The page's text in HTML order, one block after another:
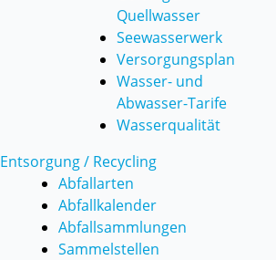
Quellwasser
Seewasserwerk
Versorgungsplan
Wasser- und
Abwasser-Tarife
Wasserqualität
Entsorgung / Recycling
Abfallarten
Abfallkalender
Abfallsammlungen
Sammelstellen